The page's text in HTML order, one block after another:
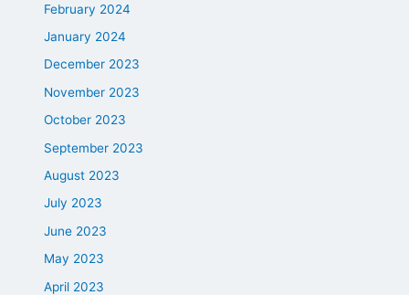
February 2024
January 2024
December 2023
November 2023
October 2023
September 2023
August 2023
July 2023
June 2023
May 2023
April 2023